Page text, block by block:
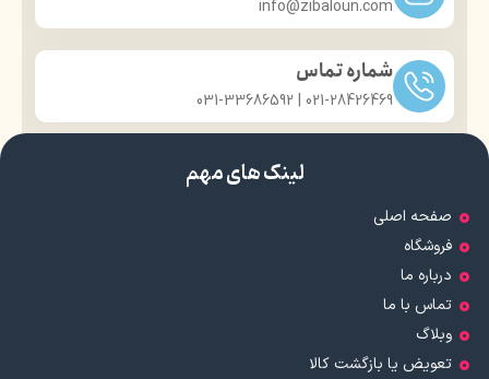
info@zibaloun.com
شماره تماس
021-28426469 | 031-33686592
لینک های مهم
صفحه اصلی
فروشگاه
درباره ما
تماس با ما
وبلاگ
تعویض یا بازگشت کالا